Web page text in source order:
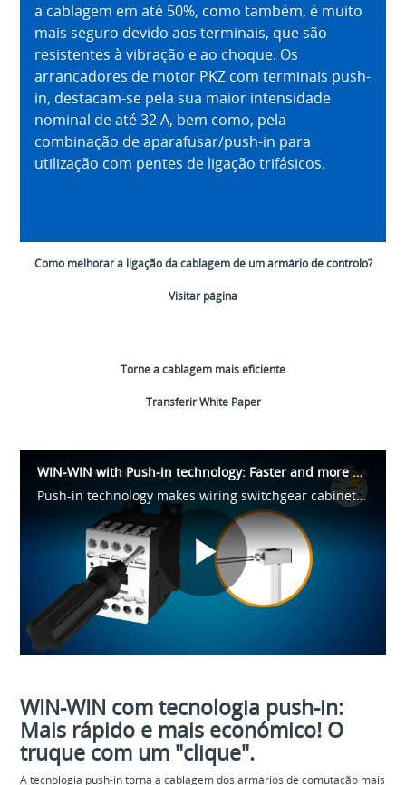
a cablagem em até 50%, como também, é muito
mais seguro devido aos terminais, que são
resistentes à vibração e ao choque. Os
arrancadores de motor PKZ com terminais push-
in, destacam-se pela sua maior intensidade
nominal de até 32 A, bem como, pela
combinação de aparafusar/push-in para
utilização com pentes de ligação trifásicos.
Como melhorar a ligação da cablagem de um armário de controlo?
Visitar página
Torne a cablagem mais eficiente
Transferir White Paper
WIN-WIN with Push-in technology: Faster and more cost-effective! The trick with the "click".
Push-in technology makes wiring switchgear cabinets faster and more secure than ever - all you need to do is click the components into place. Without compromising on reliability, the click-in connection stays firm and never requires maintenance.
Play
Video
WIN-WIN com tecnologia push-in:
Mais rápido e mais económico! O
truque com um "clique".
A tecnologia push-in torna a cablagem dos armários de comutação mais